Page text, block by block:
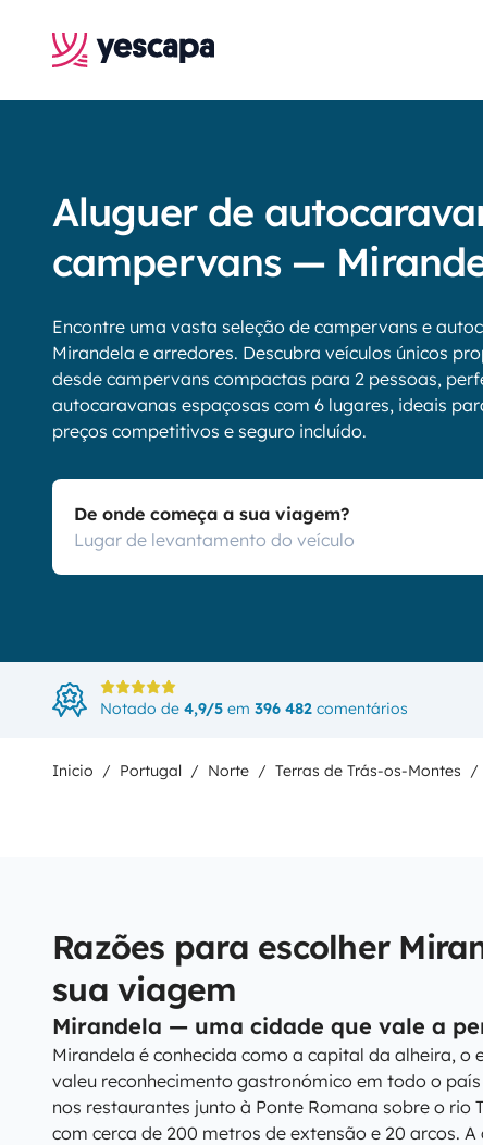
Aluguer de
campervans —
Encontre uma vasta seleção de campervans e
Mirandela e arredores. Descubra veículos únicos
desde campervans compactas para 2 pessoas,
autocaravanas espaçosas com 6 lugares, ideais
preços competitivos e seguro incluído.
De onde começa a sua viagem?
Notado de 4,9/5 em 396 482 comentários
Inicio Portugal Norte Terras de Trás-os-Montes
Razões para escolher
sua viagem
Mirandela — uma cidade que vale a
Mirandela é conhecida como a capital da alheira, o
valeu reconhecimento gastronómico em todo o
nos restaurantes junto à Ponte Romana sobre o rio
com cerca de 200 metros de extensão e 20 arcos.